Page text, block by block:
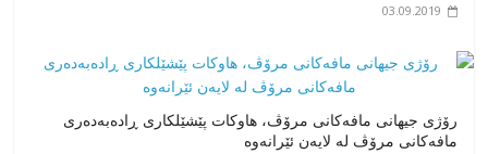
03.09.2019
رۆژی جیهانی مافەکانی مرۆڤ، هاوکات پێشێلکاری ڕادەبەدەری
مافەکانی مرۆڤ لە لایەن ئێرانەوە